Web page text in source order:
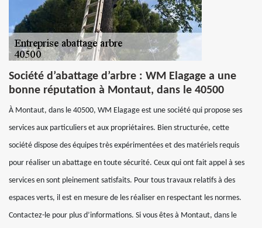
Société d’abattage d’arbre : WM Elagage a une
bonne réputation à Montaut, dans le 40500
À Montaut, dans le 40500, WM Elagage est une société qui propose ses
services aux particuliers et aux propriétaires. Bien structurée, cette
société dispose des équipes très expérimentées et des matériels requis
pour réaliser un abattage en toute sécurité. Ceux qui ont fait appel à ses
services en sont pleinement satisfaits. Pour tous travaux relatifs à des
espaces verts, il est en mesure de les réaliser en respectant les normes.
Contactez-le pour plus d’informations. Si vous êtes à Montaut, dans le